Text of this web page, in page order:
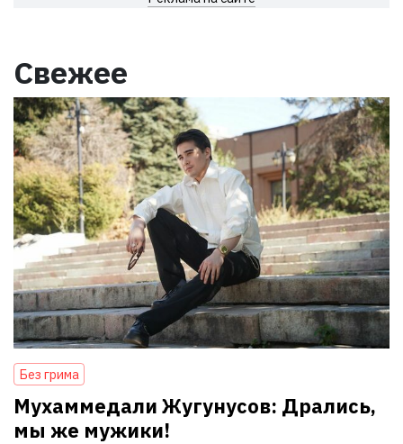
Свежее
Без грима
Мухаммедали Жугунусов: Дрались,
мы же мужики!